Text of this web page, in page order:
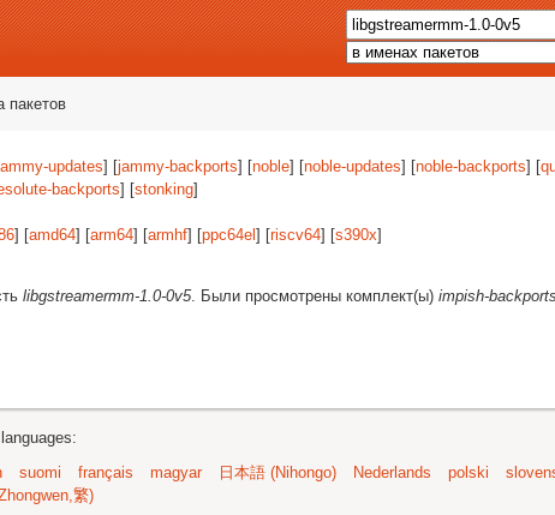
пакетов
updates] [jammy-backports] [noble] [noble-updates] [noble-backports] [
backports] [stonking]
] [amd64] [arm64] [armhf] [ppc64el ] [riscv64] [s390x]
libgstreamermm-1.0-0v5. Были просмотрены комплект(ы) impish-backports
suomi français magyar 日本語 (Nihongo) Nederlands polski
繁)